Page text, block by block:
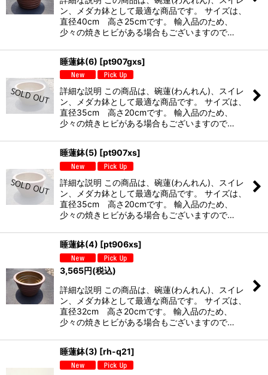
ン、メダカ鉢として最適な商品です。 サイズは、
直径40cm 高さ25cmです。 輸入品のため、
少々の焼きヒビがある場合もございますので…
睡蓮鉢(6) [pt907gxs]
詳細な説明 この商品は、碗蓮(わんれん)、スイレ
ン、メダカ鉢として最適な商品です。 サイズは、
直径35cm 高さ20cmです。 輸入品のため、
少々の焼きヒビがある場合もございますので…
睡蓮鉢(5) [pt907xs]
詳細な説明 この商品は、碗蓮(わんれん)、スイレ
ン、メダカ鉢として最適な商品です。 サイズは、
直径35cm 高さ20cmです。 輸入品のため、
少々の焼きヒビがある場合もございますので…
睡蓮鉢(4) [pt906xs]
3,565円(税込)
詳細な説明 この商品は、碗蓮(わんれん)、スイレ
ン、メダカ鉢として最適な商品です。 サイズは、
直径32cm 高さ20cmです。 輸入品のため、
少々の焼きヒビがある場合もございますので…
睡蓮鉢(3) [rh-q21]